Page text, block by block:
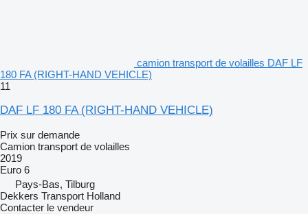
camion transport de volailles DAF LF
180 FA (RIGHT-HAND VEHICLE)
11
DAF LF 180 FA (RIGHT-HAND VEHICLE)
Prix sur demande
Camion transport de volailles
2019
Euro 6
Pays-Bas, Tilburg
Dekkers Transport Holland
Contacter le vendeur